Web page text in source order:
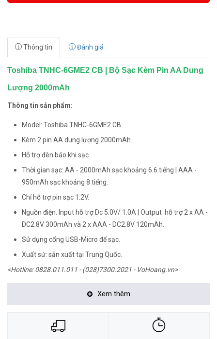
Thông tin Đánh giá
Toshiba TNHC-6GME2 CB | Bộ Sạc Kèm Pin AA Dung
Lượng 2000mAh
Thông tin sản phẩm:
Model: Toshiba TNHC-6GME2 CB.
Kèm 2 pin AA dung lượng 2000mAh.
Hỗ trợ đèn báo khi sạc
Thời gian sạc: AA - 2000mAh sạc khoảng 6.6 tiếng | AAA -
950mAh sạc khoảng 8 tiếng.
Chỉ hỗ trợ pin sạc 1.2V.
Nguồn điện: Input hỗ trợ Dc 5.0V/ 1.0A | Output hỗ trợ 2 x AA -
DC2.8V 300mAh và 2 x AAA - DC2.8V 120mAh.
Sử dụng cổng USB-Micro để sạc.
Xuất sứ: sản xuất tại Trung Quốc.
<Hotline: 0828.011.011 - (028)7300.2021 - VoHoang.vn>
Xem thêm